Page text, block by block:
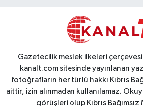
Gazetecilik meslek ilkeleri
kanalt.com sitesinde yayınlanan
fotoğrafların her türlü hakkı Kıbrıs
aittir, izin alınmadan kullanılamaz.
görüşleri olup Kıbrıs